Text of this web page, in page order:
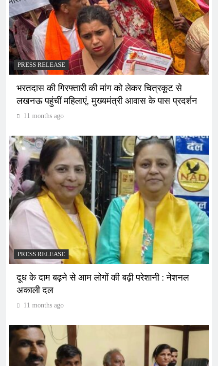
PRESS RELEASE
भरतदास की गिरफ्तारी की मांग को लेकर चित्रकूट से
लखनऊ पहुंचीं महिलाएं, मुख्यमंत्री आवास के पास प्रदर्शन
11 months ago
PRESS RELEASE
दूध के दाम बढ़ने से आम लोगों की बढ़ी परेशानी : नेशनल
अकाली दल
11 months ago